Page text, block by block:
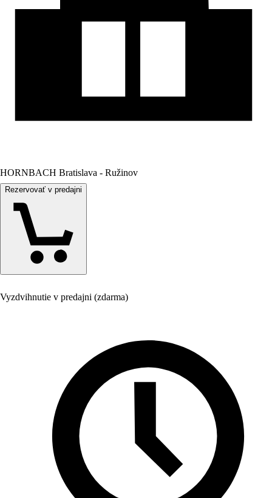
HORNBACH Bratislava - Ružinov
Rezervovať v predajni
Vyzdvihnutie v predajni (zdarma)